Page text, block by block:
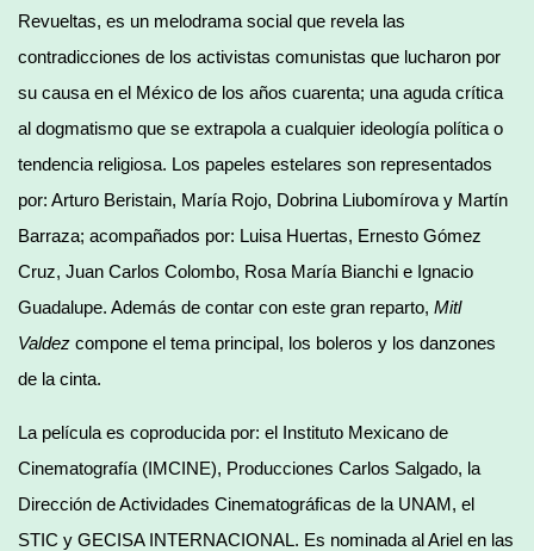
Revueltas, es un melodrama social que revela las
contradicciones de los activistas comunistas que lucharon por
su causa en el México de los años cuarenta; una aguda crítica
al dogmatismo que se extrapola a cualquier ideología política o
tendencia religiosa. Los papeles estelares son representados
por: Arturo Beristain, María Rojo, Dobrina Liubomírova y Martín
Barraza; acompañados por: Luisa Huertas, Ernesto Gómez
Cruz, Juan Carlos Colombo, Rosa María Bianchi e Ignacio
Guadalupe. Además de contar con este gran reparto, Mitl
Valdez compone el tema principal, los boleros y los danzones
de la cinta.
La película es coproducida por: el Instituto Mexicano de
Cinematografía (IMCINE), Producciones Carlos Salgado, la
Dirección de Actividades Cinematográficas de la UNAM, el
STIC y GECISA INTERNACIONAL. Es nominada al Ariel en las